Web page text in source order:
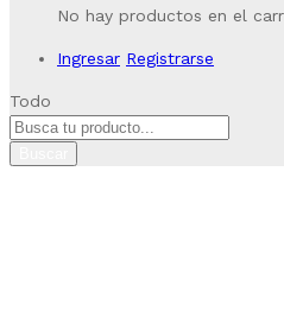
No hay productos en el
Ingresar Registrarse
Todo